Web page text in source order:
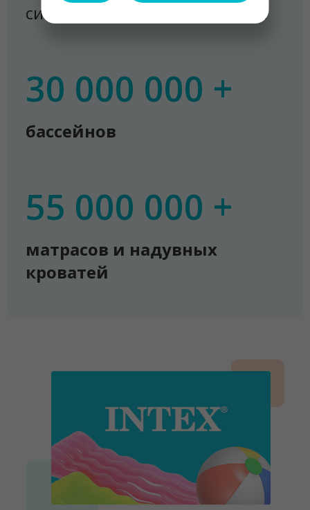
систему работы каждый день.
30 000 000 +
бассейнов
55 000 000 +
матрасов и надувных
кроватей